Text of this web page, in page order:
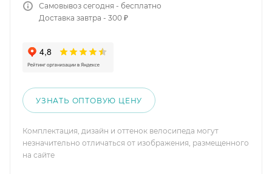
Самовывоз сегодня - бесплатно
Доставка завтра - 300 ₽
УЗНАТЬ ОПТОВУЮ ЦЕНУ
Комплектация, дизайн и оттенок велосипеда могут
незначительно отличаться от изображения, размещенного
на сайте